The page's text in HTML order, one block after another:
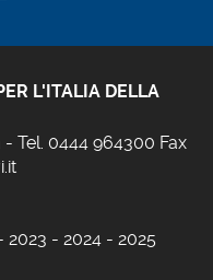
L'ITALIA DELLA
Tel. 0444 964300 Fax
2023 - 2024 - 2025